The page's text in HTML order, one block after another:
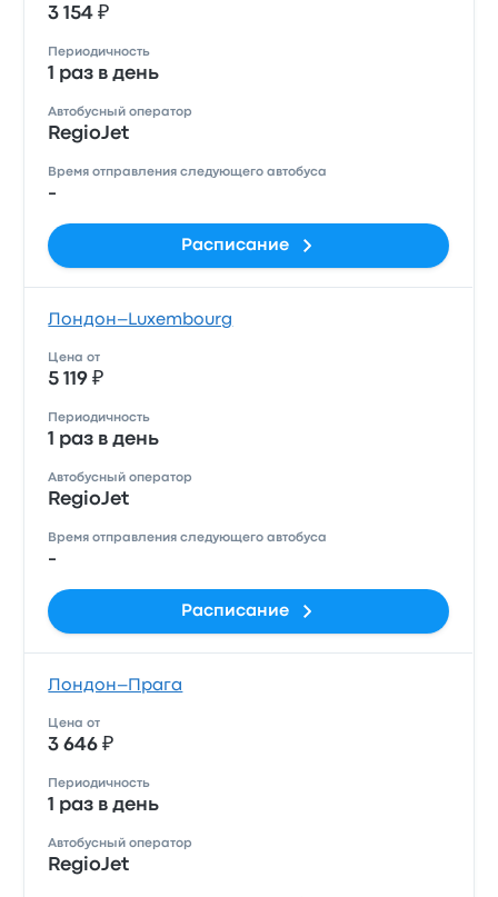
3 154 ₽
Периодичность
1 раз в день
Автобусный оператор
RegioJet
Время отправления следующего автобуса
-
Расписание
Лондон–Luxembourg
Цена от
5 119 ₽
Периодичность
1 раз в день
Автобусный оператор
RegioJet
Время отправления следующего автобуса
-
Расписание
Лондон–Прага
Цена от
3 646 ₽
Периодичность
1 раз в день
Автобусный оператор
RegioJet